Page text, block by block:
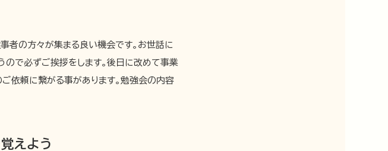
者の方々が集まる良い機会です。お世話に
ので必ずご挨拶をします。後日に改めて事業
依頼に繋がる事があります。勉強会の内容
えよう